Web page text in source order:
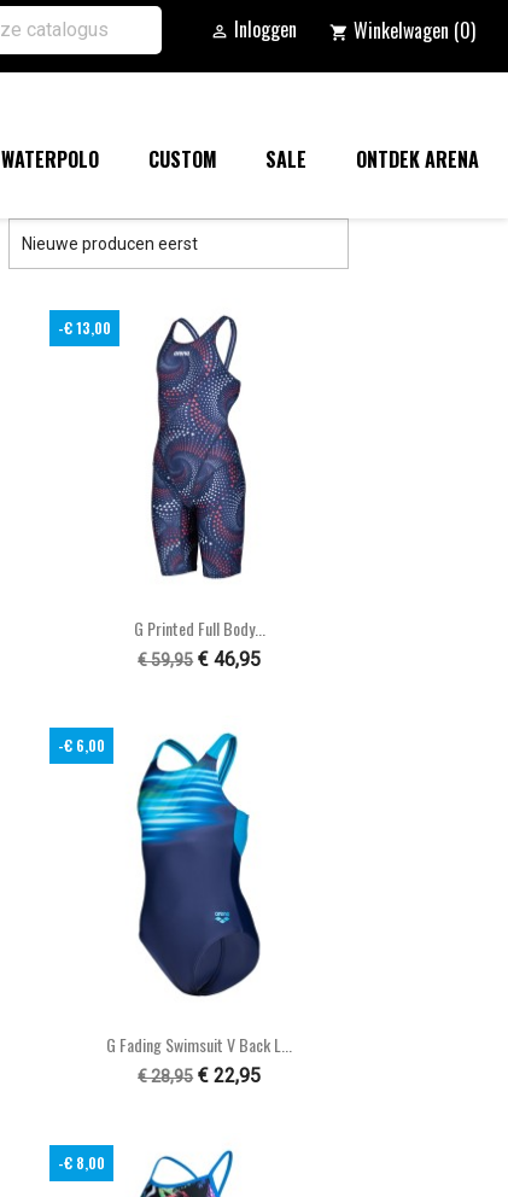
 Inloggen shopping_cart Winkelwagen (0)
WATERPOLO CUSTOM SALE ONTDEK ARENA
Nieuwe producen eerst
Snel bekijken
G Printed Full Body...
€ 59,95 € 46,95
-€ 13,00
Snel bekijken
G Fading Swimsuit V Back L...
€ 28,95 € 22,95
-€ 6,00
-€ 8,00